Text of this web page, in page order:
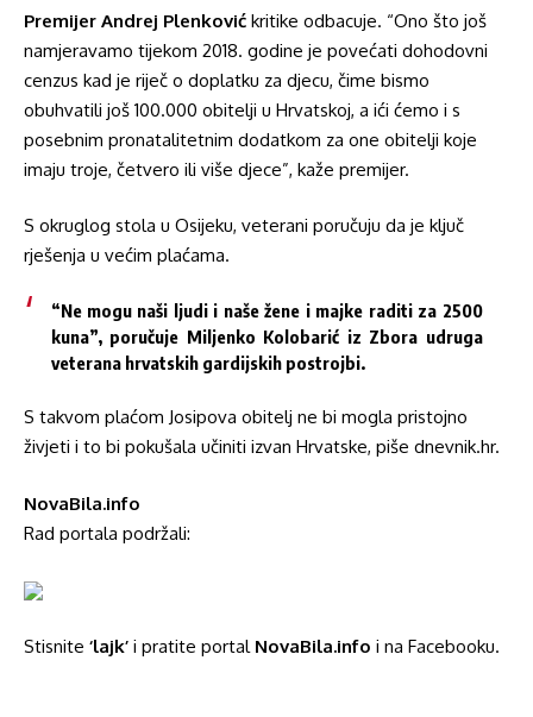
Premijer Andrej Plenković kritike odbacuje. “Ono što još
namjeravamo tijekom 2018. godine je povećati dohodovni
cenzus kad je riječ o doplatku za djecu, čime bismo
obuhvatili još 100.000 obitelji u Hrvatskoj, a ići ćemo i s
posebnim pronatalitetnim dodatkom za one obitelji koje
imaju troje, četvero ili više djece”, kaže premijer.
S okruglog stola u Osijeku, veterani poručuju da je ključ
rješenja u većim plaćama.
“Ne mogu naši ljudi i naše žene i majke raditi za 2500
kuna”, poručuje Miljenko Kolobarić iz Zbora udruga
veterana hrvatskih gardijskih postrojbi.
S takvom plaćom Josipova obitelj ne bi mogla pristojno
živjeti i to bi pokušala učiniti izvan Hrvatske, piše dnevnik.hr.
NovaBila.info
Rad portala podržali:
Stisnite ‘lajk’ i pratite portal NovaBila.info i na Facebooku.